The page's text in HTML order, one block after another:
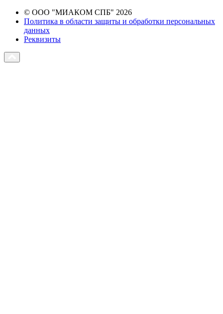
© ООО "МИАКОМ СПБ" 2026
Политика в области защиты и обработки персональных
данных
Реквизиты